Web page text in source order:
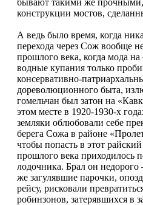
конструкции мостов,
А ведь было время, когда
перехода через Сож вообще
прошлого века, когда мода
водные купания только
консервативно-
дореволюционного быта,
гомельчан был затон на
этом месте в 1920-1930-х
земляки облюбовали себе
берега Сожа в районе
чтобы попасть в этот
прошлого века приходилось
лодочника. Брал он недорого
же загулявшие парочки,
рейсу, рисковали
робинзонов, затерявшихся в